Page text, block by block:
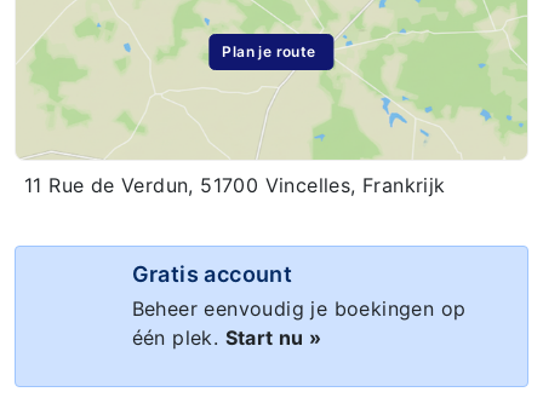
Plan je route
11 Rue de Verdun, 51700 Vincelles, Frankrijk
Gratis account
Beheer eenvoudig je boekingen op
één plek. Start nu »